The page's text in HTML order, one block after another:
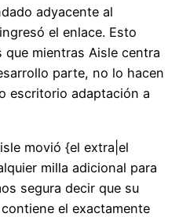
adyacente al
el enlace. Esto
mientras Aisle centra
parte, no lo hacen
escritorio adaptación a
movió {el extra|el
milla adicional para
segura decir que su
el exactamente